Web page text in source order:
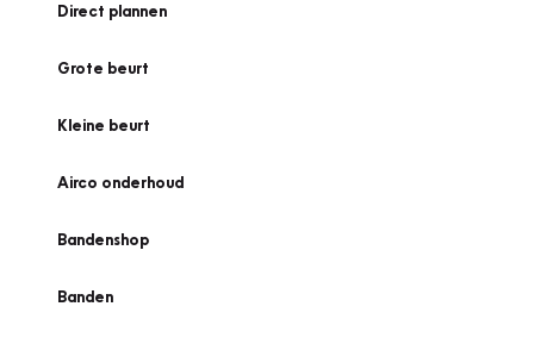
Direct plannen
Grote beurt
Kleine beurt
Airco onderhoud
Bandenshop
Banden